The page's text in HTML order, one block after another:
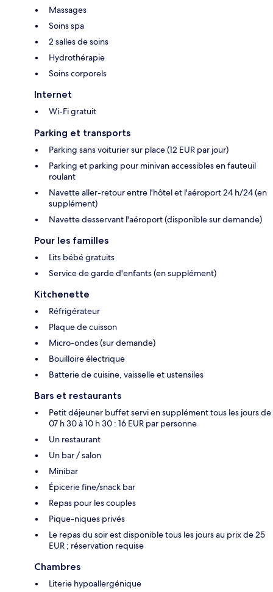
Massages
Soins spa
2 salles de soins
Hydrothérapie
Soins corporels
Internet
Wi-Fi gratuit
Parking et transports
Parking sans voiturier sur place (12 EUR par jour)
Parking et parking pour minivan accessibles en fauteuil
roulant
Navette aller-retour entre l'hôtel et l'aéroport 24 h/24 (en
supplément)
Navette desservant l'aéroport (disponible sur demande)
Pour les familles
Lits bébé gratuits
Service de garde d'enfants (en supplément)
Kitchenette
Réfrigérateur
Plaque de cuisson
Micro-ondes (sur demande)
Bouilloire électrique
Batterie de cuisine, vaisselle et ustensiles
Bars et restaurants
Petit déjeuner buffet servi en supplément tous les jours de
07 h 30 à 10 h 30 : 16 EUR par personne
Un restaurant
Un bar / salon
Minibar
Épicerie fine/snack bar
Repas pour les couples
Pique-niques privés
Le repas du soir est disponible tous les jours au prix de 25
EUR ; réservation requise
Chambres
Literie hypoallergénique